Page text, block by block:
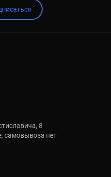
8
самовывоза нет